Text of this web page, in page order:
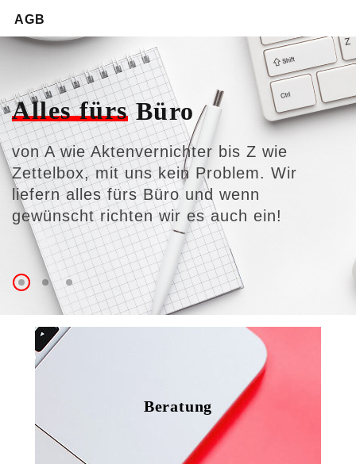
AGB
Alles fürs Büro
von A wie Aktenvernichter bis Z wie
Zettelbox, mit uns kein Problem. Wir
liefern alles fürs Büro und wenn
gewünscht richten wir es auch ein!
Beratung